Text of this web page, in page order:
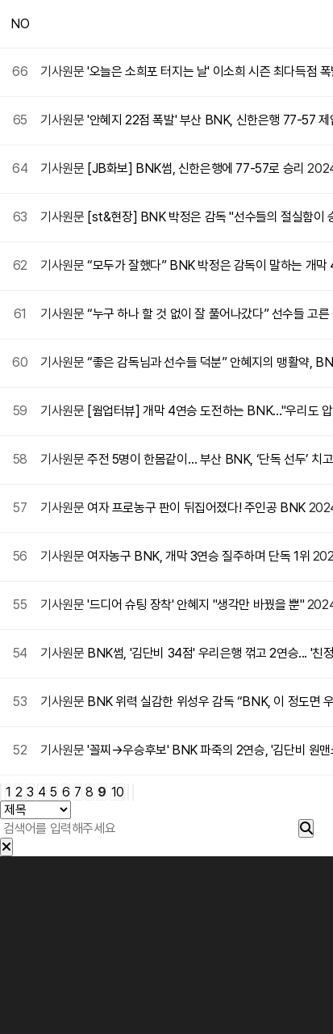
NO
66 기사원문 '오늘은 소희포 터지는 날' 이소희 시즌 최다득점
65 기사원문 '안혜지 22점 폭발' 부산 BNK, 신한은행 77-57
64 기사원문 [JB화보] BNK썸, 신한은행에 77-57로 승리
63 기사원문 [st&현장] BNK 박정은 감독 "선수들의 절실함이
62 기사원문 “모두가 잘했다” BNK 박정은 감독이 말하는 개
61 기사원문 “누구 하나 할 것 없이 잘 풀어나갔다” 선수들 고
60 기사원문 “좋은 감독님과 선수들 덕분” 안혜지의 맹활약,
59 기사원문 [웜업터뷰] 개막 4연승 도전하는 BNK…"우리도
58 기사원문 주전 5명이 한몸같이… 부산 BNK, ‘단독 선두’ 치
57 기사원문 여자 프로농구 판이 뒤집어졌다! 주인공 BNK
56 기사원문 여자농구 BNK, 개막 3연승 질주하며 단독 1위
55 기사원문 '드디어 슈팅 장착' 안혜지 "생각만 바꿨을 뿐"
54 기사원문 BNK썸, '김단비 34점' 우리은행 꺾고 2연승... '친
53 기사원문 BNK 위력 실감한 위성우 감독 “BNK, 이 정도면
52 기사원문 '꼴찌→우승후보' BNK 파죽의 2연승, '김단비 원
1 2 3 4 5 6 7 8 9 10